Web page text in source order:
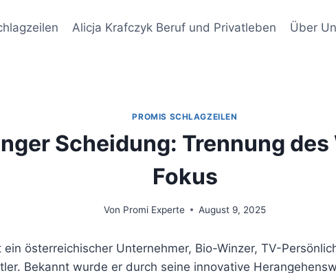
Alicja Krafczyk Beruf und Privatleben Über
PROMIS SCHLAGZEILEN
Scheidung: Trennung
Fokus
Von Promi Experte August 9, 2025
ein österreichischer Unternehmer, Bio-Winzer, TV-
Bekannt wurde er durch seine innovative